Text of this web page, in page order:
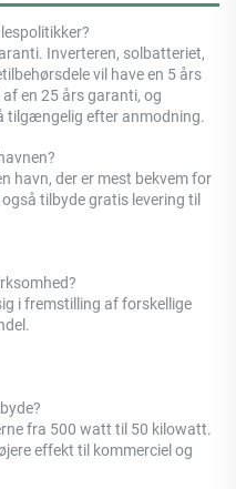
Inverteren, solbatteriet,
vil have en 5 års
en 25 års garanti, og
tilgængelig efter anmodning.
havn, der er mest bekvem for
tilbyde gratis levering til
i fremstilling af forskellige
fra 500 watt til 50 kilowatt.
effekt til kommerciel og